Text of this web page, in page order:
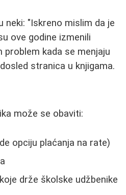
"Iskreno mislim da je
ove godine izmenili
problem kada se menjaju
stranica u knjigama.
može se obaviti:
opciju plaćanja na rate)
drže školske udžbenike